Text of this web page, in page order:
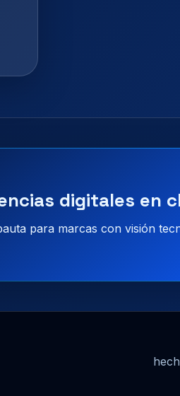
digitales en
para marcas con visión